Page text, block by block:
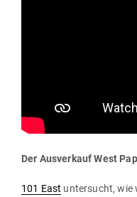
Der Aus­verkauf West
101 East unter­sucht, wie